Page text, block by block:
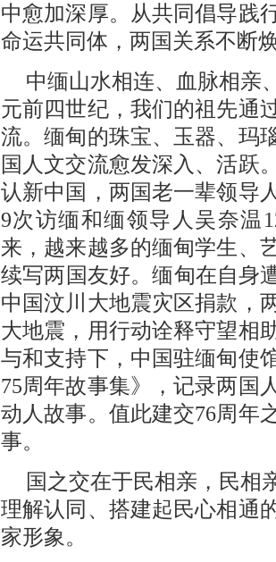
中愈加深厚。从共同倡导践
命运共同体，两国关系不断
中缅山水相连、血脉相亲
元前四世纪，我们的祖先通
流。缅甸的珠宝、玉器、玛
国人文交流愈发深入、活跃
认新中国，两国老一辈领导
9次访缅和缅领导人吴奈温
来，越来越多的缅甸学生、
续写两国友好。缅甸在自身
中国汶川大地震灾区捐款，
大地震，用行动诠释守望相
与和支持下，中国驻缅甸
75周年故事集》，记录两国
动人故事。值此建交76周年
事。
国之交在于民相亲，民相
理解认同、搭建起民心相通
家形象。